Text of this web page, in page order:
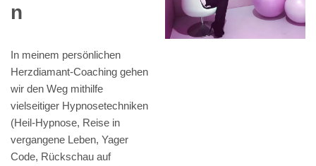
n
In meinem persönlichen
Herzdiamant-Coaching gehen
wir den Weg mithilfe
vielseitiger Hypnosetechniken
(Heil-Hypnose, Reise in
vergangene Leben, Yager
Code, Rückschau auf